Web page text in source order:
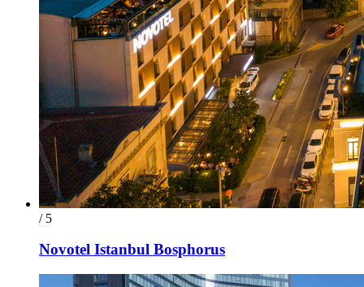
/ 5
Novotel Istanbul Bosphorus